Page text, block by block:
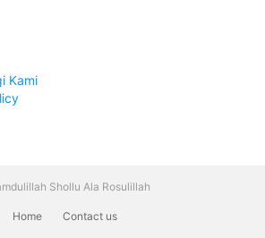
Kami
Shollu Ala Rosulillah
Home Contact us